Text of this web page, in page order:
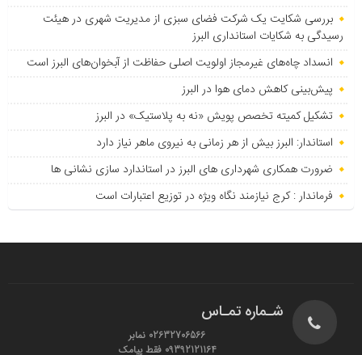
بررسی شکایت یک شرکت فضای سبزی از مدیریت شهری در هیئت
رسیدگی به شکایات استانداری البرز
انسداد چاه‌های غیرمجاز اولویت اصلی حفاظت از آبخوان‌های البرز است
پیش‌بینی کاهش دمای هوا در البرز
تشکیل کمیته تخصص پویش «نه به پلاستیک» در البرز
استاندار: البرز بیش از هر زمانی به نیروی ماهر نیاز دارد
ضرورت همکاری شهرداری های البرز در استاندارد سازی نشانی ها
فرماندار : کرج نیازمند نگاه ویژه در توزیع اعتبارات است
شـماره تمـاس
02632706566 نمابر
09392121164 فقط پیامک